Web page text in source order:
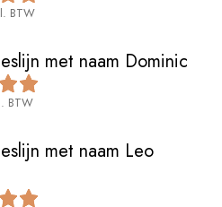
BTW
met naam Dominic
BTW
met naam Leo